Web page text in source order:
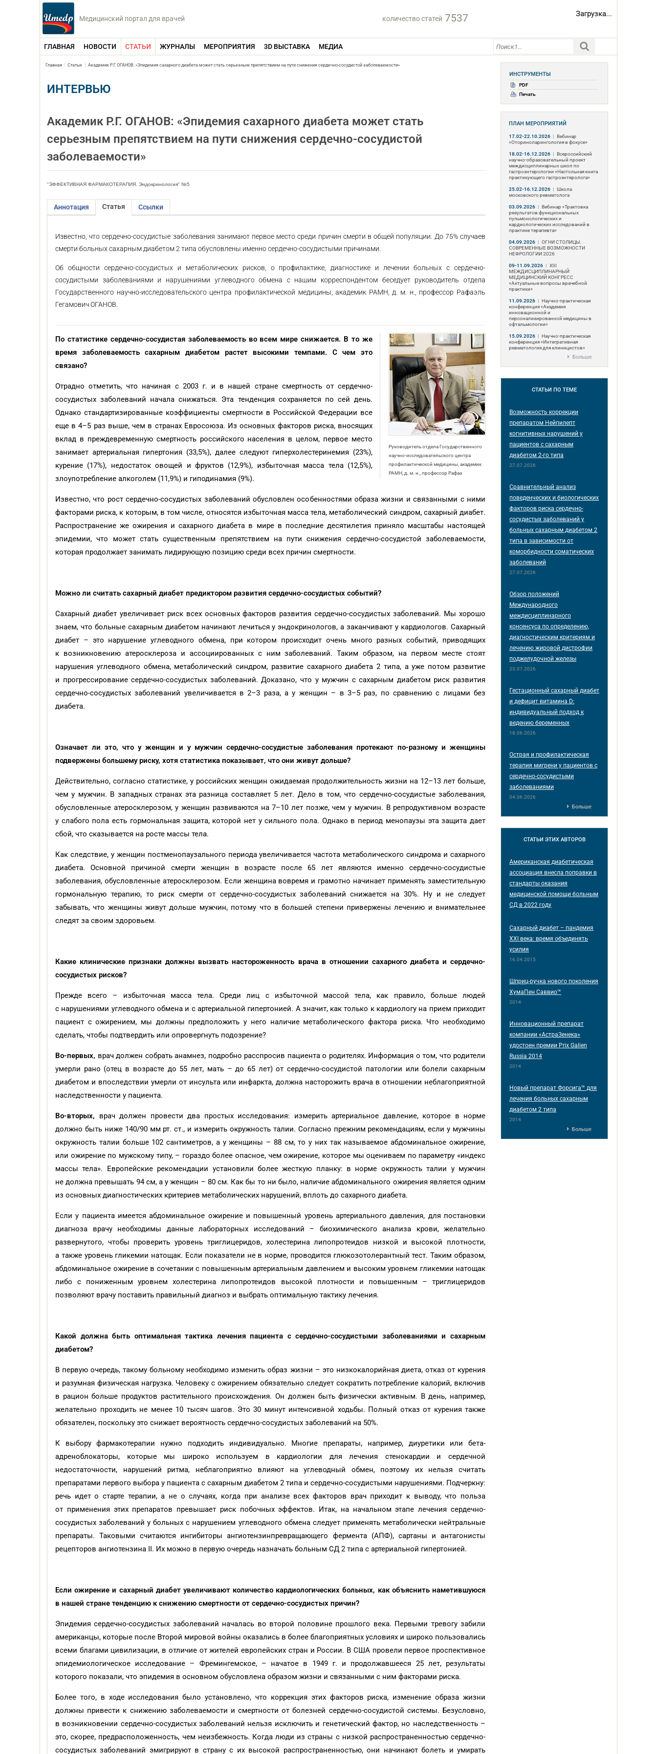
Медицинский портал для врачей количество статей 7537 Загрузка...
ГЛАВНАЯ НОВОСТИ СТАТЬИ ЖУРНАЛЫ МЕРОПРИЯТИЯ 3D ВЫСТАВКА МЕДИА
Главная Статьи Академик Р.Г. ОГАНОВ: «Эпидемия сахарного диабета может стать серьезным препятствием на пути снижения сердечно-сосудистой заболеваемости»
ИНТЕРВЬЮ
Академик Р.Г. ОГАНОВ: «Эпидемия сахарного диабета может стать
серьезным препятствием на пути снижения сердечно-сосудистой
заболеваемости»
"ЭФФЕКТИВНАЯ ФАРМАКОТЕРАПИЯ. Эндокринология" №5
Аннотация Статья Ссылки
Известно, что сердечно-сосудистые заболевания занимают первое место среди причин смерти в общей популяции. До 75% случаев
смерти больных сахарным диабетом 2 типа обусловлены именно сердечно-сосудистыми причинами.
Об общности сердечно-сосудистых и метаболических рисков, о профилактике, диагностике и лечении больных с сердечно-
сосудистыми заболеваниями и нарушениями углеводного обмена с нашим корреспондентом беседует руководитель отдела
Государственного научно-исследовательского центра профилактической медицины, академик РАМН, д. м. н., профессор Рафаэль
Гегамович ОГАНОВ.
Руководитель отдела Государственного
научно-исследовательского центра
профилактической медицины, академик
РАМН, д. м. н., профессор Рафаэ
По статистике сердечно-сосудистая заболеваемость во всем мире снижается. В то же
время заболеваемость сахарным диабетом растет высокими темпами. С чем это
связано?
Отрадно отметить, что начиная с 2003 г. и в нашей стране смертность от сердечно-
сосудистых заболеваний начала снижаться. Эта тенденция сохраняется по сей день.
Однако стандартизированные коэффициенты смертности в Российской Федерации все
еще в 4–5 раз выше, чем в странах Евросоюза. Из основных факторов риска, вносящих
вклад в преждевременную смертность российского населения в целом, первое место
занимает артериальная гипертония (33,5%), далее следуют гиперхолестеринемия (23%),
курение (17%), недостаток овощей и фруктов (12,9%), избыточная масса тела (12,5%),
злоупотребление алкоголем (11,9%) и гиподинамия (9%).
Известно, что рост сердечно-сосудистых заболеваний обусловлен особенностями образа жизни и связанными с ними
факторами риска, к которым, в том числе, относятся избыточная масса тела, метаболический синдром, сахарный диабет.
Распространение же ожирения и сахарного диабета в мире в последние десятилетия приняло масштабы настоящей
эпидемии, что может стать существенным препятствием на пути снижения сердечно-сосудистой заболеваемости,
которая продолжает занимать лидирующую позицию среди всех причин смертности.
Можно ли считать сахарный диабет предиктором развития сердечно-сосудистых событий?
Сахарный диабет увеличивает риск всех основных факторов развития сердечно-сосудистых заболеваний. Мы хорошо
знаем, что больные сахарным диабетом начинают лечиться у эндокринологов, а заканчивают у кардиологов. Сахарный
диабет – это нарушение углеводного обмена, при котором происходит очень много разных событий, приводящих
к возникновению атеросклероза и ассоциированных с ним заболеваний. Таким образом, на первом месте стоят
нарушения углеводного обмена, метаболический синдром, развитие сахарного диабета 2 типа, а уже потом развитие
и прогрессирование сердечно-сосудистых заболеваний. Доказано, что у мужчин с сахарным диабетом риск развития
сердечно-сосудистых заболеваний увеличивается в 2–3 раза, а у женщин – в 3–5 раз, по сравнению с лицами без
диабета.
Означает ли это, что у женщин и у мужчин сердечно-сосудистые заболевания протекают по-разному и женщины
подвержены большему риску, хотя статистика показывает, что они живут дольше?
Действительно, согласно статистике, у российских женщин ожидаемая продолжительность жизни на 12–13 лет больше,
чем у мужчин. В западных странах эта разница составляет 5 лет. Дело в том, что сердечно-сосудистые заболевания,
обусловленные атеросклерозом, у женщин развиваются на 7–10 лет позже, чем у мужчин. В репродуктивном возрасте
у слабого пола есть гормональная защита, которой нет у сильного пола. Однако в период менопаузы эта защита дает
сбой, что сказывается на росте массы тела.
Как следствие, у женщин постменопаузального периода увеличивается частота метаболического синдрома и сахарного
диабета. Основной причиной смерти женщин в возрасте после 65 лет являются именно сердечно-сосудистые
заболевания, обусловленные атеросклерозом. Если женщина вовремя и грамотно начинает применять заместительную
гормональную терапию, то риск смерти от сердечно-сосудистых заболеваний снижается на 30%. Ну и не следует
забывать, что женщины живут дольше мужчин, потому что в большей степени привержены лечению и внимательнее
следят за своим здоровьем.
Какие клинические признаки должны вызвать настороженность врача в отношении сахарного диабета и сердечно-
сосудистых рисков?
Прежде всего – избыточная масса тела. Среди лиц с избыточной массой тела, как правило, больше людей
с нарушениями углеводного обмена и с артериальной гипертонией. А значит, как только к кардиологу на прием приходит
пациент с ожирением, мы должны предположить у него наличие метаболического фактора риска. Что необходимо
сделать, чтобы подтвердить или опровергнуть подозрение?
Во-первых, врач должен собрать анамнез, подробно расспросив пациента о родителях. Информация о том, что родители
умерли рано (отец в возрасте до 55 лет, мать – до 65 лет) от сердечно-сосудистой патологии или болели сахарным
диабетом и впоследствии умерли от инсульта или инфаркта, должна насторожить врача в отношении неблагоприятной
наследственности у пациента.
Во-вторых, врач должен провести два простых исследования: измерить артериальное давление, которое в норме
должно быть ниже 140/90 мм рт. ст., и измерить окружность талии. Согласно прежним рекомендациям, если у мужчины
окружность талии больше 102 сантиметров, а у женщины – 88 см, то у них так называемое абдоминальное ожирение,
или ожирение по мужскому типу, – гораздо более опасное, чем ожирение, которое мы оцениваем по параметру «индекс
массы тела». Европейские рекомендации установили более жесткую планку: в норме окружность талии у мужчин
не должна превышать 94 см, а у женщин – 80 см. Как бы то ни было, наличие абдоминального ожирения является одним
из основных диагностических критериев метаболических нарушений, вплоть до сахарного диабета.
Если у пациента имеется абдоминальное ожирение и повышенный уровень артериального давления, для постановки
диагноза врачу необходимы данные лабораторных исследований – биохимического анализа крови, желательно
развернутого, чтобы проверить уровень триглицеридов, холестерина липопротеидов низкой и высокой плотности,
а также уровень гликемии натощак. Если показатели не в норме, проводится глюкозотолерантный тест. Таким образом,
абдоминальное ожирение в сочетании с повышенным артериальным давлением и высоким уровнем гликемии натощак
либо с пониженным уровнем холестерина липопротеидов высокой плотности и повышенным – триглицеридов
позволяют врачу поставить правильный диагноз и выбрать оптимальную тактику лечения.
Какой должна быть оптимальная тактика лечения пациента с сердечно-сосудистыми заболеваниями и сахарным
диабетом?
В первую очередь, такому больному необходимо изменить образ жизни – это низкокалорийная диета, отказ от курения
и разумная физическая нагрузка. Человеку с ожирением обязательно следует сократить потребление калорий, включив
в рацион больше продуктов растительного происхождения. Он должен быть физически активным. В день, например,
желательно проходить не менее 10 тысяч шагов. Это 30 минут интенсивной ходьбы. Полный отказ от курения также
обязателен, поскольку это снижает вероятность сердечно-сосудистых заболеваний на 50%.
К выбору фармакотерапии нужно подходить индивидуально. Многие препараты, например, диуретики или бета-
адреноблокаторы, которые мы широко используем в кардиологии для лечения стенокардии и сердечной
недостаточности, нарушений ритма, неблагоприятно влияют на углеводный обмен, поэтому их нельзя считать
препаратами первого выбора у пациента с сахарным диабетом 2 типа и сердечно-сосудистыми нарушениями. Подчеркну:
речь идет о старте терапии, а не о случаях, когда при анализе всех факторов врач приходит к выводу, что польза
от применения этих препаратов превышает риск побочных эффектов. Итак, на начальном этапе лечения сердечно-
сосудистых заболеваний у больных с нарушением углеводного обмена следует применять метаболически нейтральные
препараты. Таковыми считаются ингибиторы ангиотензинпревращающего фермента (АПФ), сартаны и антагонисты
рецепторов ангиотензина II. Их можно в первую очередь назначать больным СД 2 типа с артериальной гипертонией.
Если ожирение и сахарный диабет увеличивают количество кардиологических больных, как объяснить наметившуюся
в нашей стране тенденцию к снижению смертности от сердечно-сосудистых причин?
Эпидемия сердечно-сосудистых заболеваний началась во второй половине прошлого века. Первыми тревогу забили
американцы, которые после Второй мировой войны оказались в более благоприятных условиях и широко пользовались
всеми благами цивилизации, в отличие от жителей европейских стран и России. В США провели первое проспективное
эпидемиологическое исследование – Фремингемское, – начатое в 1949 г. и продолжавшееся 25 лет, результаты
которого показали, что эпидемия в основном обусловлена образом жизни и связанными с ним факторами риска.
Более того, в ходе исследования было установлено, что коррекция этих факторов риска, изменение образа жизни
должны привести к снижению заболеваемости и смертности от болезней сердечно-сосудистой системы. Безусловно,
в возникновении сердечно-сосудистых заболеваний нельзя исключить и генетический фактор, но наследственность –
это, скорее, предрасположенность, чем неизбежность. Когда люди из страны с низкой распространенностью сердечно-
сосудистых заболеваний эмигрируют в страну с их высокой распространенностью, они начинают болеть и умирать
ИНСТРУМЕНТЫ
PDF
Печать
ПЛАН МЕРОПРИЯТИЙ
17.02-22.10.2026 | Вебинар
«Оториноларингология в фокусе»
18.02-16.12.2026 | Всероссийский
научно-образовательный проект
междисциплинарных школ по
гастроэнтерологии «Настольная книга
практикующего гастроэнтеролога»
25.02-16.12.2026 | Школа
московского ревматолога
03.09.2026 | Вебинар «Трактовка
результатов функциональных
пульмонологических и
кардиологических исследований в
практике терапевта»
04.09.2026 | ОГНИ СТОЛИЦЫ.
СОВРЕМЕННЫЕ ВОЗМОЖНОСТИ
НЕФРОЛОГИИ 2026
09-11.09.2026 | ХIII
МЕЖДИСЦИПЛИНАРНЫЙ
МЕДИЦИНСКИЙ КОНГРЕСС
«Актуальные вопросы врачебной
практики»
11.09.2026 | Научно-практическая
конференция «Академия
инновационной и
персонализированной медицины в
офтальмологии»
15.09.2026 | Научно-практическая
конференция «Интегративная
ревматология для клиницистов»
Больше
СТАТЬИ ПО ТЕМЕ
Возможность коррекции
препаратом Нейпилепт
когнитивных нарушений у
пациентов с сахарным
диабетом 2-го типа
27.07.2026
Сравнительный анализ
поведенческих и биологических
факторов риска сердечно-
сосудистых заболеваний у
больных сахарным диабетом 2
типа в зависимости от
коморбидности соматических
заболеваний
27.07.2026
Обзор положений
Международного
междисциплинарного
консенсуса по определению,
диагностическим критериям и
лечению жировой дистрофии
поджелудочной железы
23.07.2026
Гестационный сахарный диабет
и дефицит витамина D:
индивидуальный подход к
ведению беременных
18.06.2026
Острая и профилактическая
терапия мигрени у пациентов с
сердечно-сосудистыми
заболеваниями
04.06.2026
Больше
СТАТЬИ ЭТИХ АВТОРОВ
Американская диабетическая
ассоциация внесла поправки в
стандарты оказания
медицинской помощи больным
СД в 2022 году
Сахарный диабет – пандемия
XXI века: время объединять
усилия
16.04.2015
Шприц-ручка нового поколения
ХумаПен Саввио™
2014
Инновационный препарат
компании «АстраЗенека»
удостоен премии Prix Galien
Russia 2014
2014
Новый препарат Форсига™ для
лечения больных сахарным
диабетом 2 типа
2014
Больше